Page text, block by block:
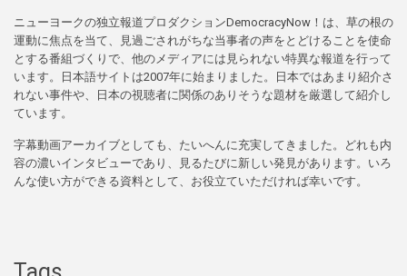
ニューヨークの独立報道プロダクションDemocracyNow！は、草の根の
運動に焦点を当て、見過ごされがちな当事者の声をとどけることを使命
とする番組づくりで、他のメディアには見られない特異な報道を行って
います。日本語サイトは2007年に始まりました。日本ではあまり紹介さ
れない事件や、日本の視聴者に関係のありそうな題材を厳選して紹介し
ています。
字幕動画アーカイブとしても、たいへんに充実してきました。どれも内
容の濃いインタビューであり、見るたびに新しい発見があります。いろ
んな使い方ができる資料として、お役立ていただければ幸いです。